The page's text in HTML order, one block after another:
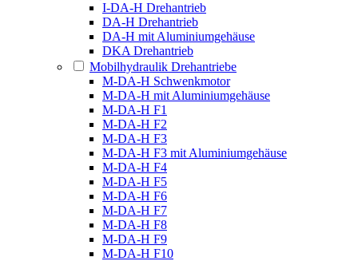
I-DA-H Drehantrieb
DA-H Drehantrieb
DA-H mit Aluminiumgehäuse
DKA Drehantrieb
Mobilhydraulik Drehantriebe
M-DA-H Schwenkmotor
M-DA-H mit Aluminiumgehäuse
M-DA-H F1
M-DA-H F2
M-DA-H F3
M-DA-H F3 mit Aluminiumgehäuse
M-DA-H F4
M-DA-H F5
M-DA-H F6
M-DA-H F7
M-DA-H F8
M-DA-H F9
M-DA-H F10